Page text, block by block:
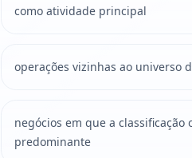
como atividade principal
operações vizinhas ao universo
negócios em que a
predominante